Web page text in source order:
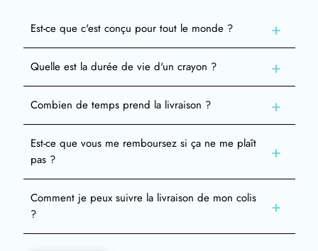
Est-ce que c'est conçu pour tout le monde ?
Quelle est la durée de vie d'un crayon ?
Combien de temps prend la livraison ?
Est-ce que vous me remboursez si ça ne me plaît
pas ?
Comment je peux suivre la livraison de mon colis
?